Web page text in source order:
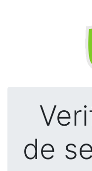
de